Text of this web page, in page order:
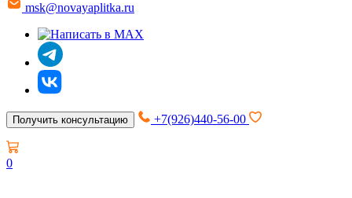
msk@novayaplitka.ru
Получить консультацию +7(926)440-56-00
0